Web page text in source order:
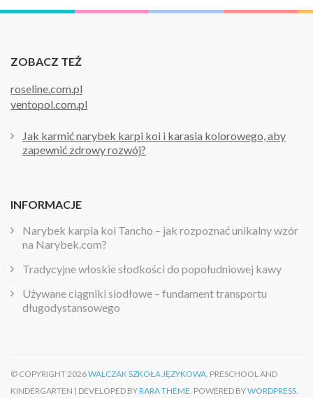
ZOBACZ TEŻ
roseline.com.pl
ventopol.com.pl
Jak karmić narybek karpi koi i karasia kolorowego, aby
zapewnić zdrowy rozwój?
INFORMACJE
Narybek karpia koi Tancho – jak rozpoznać unikalny wzór
na Narybek.com?
Tradycyjne włoskie słodkości do popołudniowej kawy
Używane ciągniki siodłowe – fundament transportu
długodystansowego
© COPYRIGHT 2026WALCZAK SZKOŁA JĘZYKOWA . PRESCHOOL AND
KINDERGARTEN | DEVELOPED BYRARA THEME . POWERED BYWORDPRESS.